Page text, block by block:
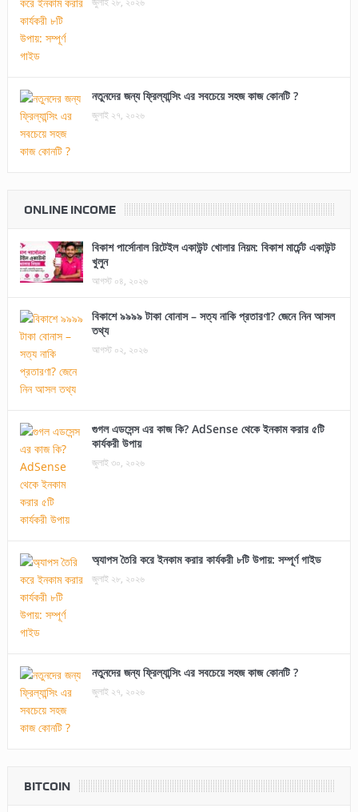
নতুনদের জন্য ফ্রিল্যান্সিং এর সবচেয়ে সহজ কাজ কোনটি ?
জুলাই ২৭, ২০২৬
ONLINE INCOME
বিকাশ পার্সোনাল রিটেইল একাউন্ট খোলার নিয়ম: বিকাশ মার্চেন্ট একাউন্ট
খুলুন
আগস্ট ০৪, ২০২৬
বিকাশে ৯৯৯৯ টাকা বোনাস – সত্য নাকি প্রতারণা? জেনে নিন আসল
তথ্য
আগস্ট ০২, ২০২৬
গুগল এডসেন্স এর কাজ কি? AdSense থেকে ইনকাম করার ৫টি
কার্যকরী উপায়
জুলাই ৩০, ২০২৬
অ্যাপস তৈরি করে ইনকাম করার কার্যকরী ৮টি উপায়: সম্পূর্ণ গাইড
জুলাই ২৮, ২০২৬
নতুনদের জন্য ফ্রিল্যান্সিং এর সবচেয়ে সহজ কাজ কোনটি ?
জুলাই ২৭, ২০২৬
BITCOIN